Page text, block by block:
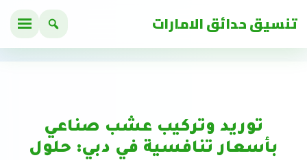
تنسيق حدائق الامارات
توريد وتركيب عشب صناعي
بأسعار تنافسية في دبي: حلول